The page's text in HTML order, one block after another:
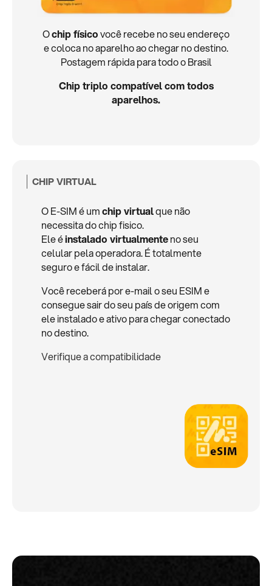
Ochip físicovocê recebe no seu endereço
e coloca no aparelho ao chegar no destino.
Postagem rápida para todo o Brasil
Chip triplo compatível com todos
aparelhos.
CHIP VIRTUAL
O E-SIM é umchip virtualque não
necessita do chip fisico.
Ele éinstalado virtualmenteno seu
celular pela operadora. É totalmente
seguro e fácil de instalar.
Você receberá por e-mail o seu ESIM e
consegue sair do seu país de origem com
ele instalado e ativo para chegar conectado
no destino.
Verifique a compatibilidade